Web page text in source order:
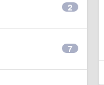
2
7